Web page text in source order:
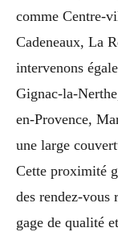
comme Centre-
Cadeneaux, La
intervenons
Gignac-la-
en-Provence,
une large
Cette proximité
des rendez-vous
gage de qualité